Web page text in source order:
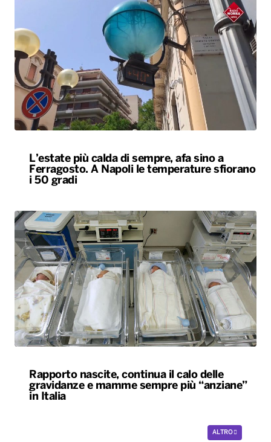
L’estate più calda di sempre, afa sino a
Ferragosto. A Napoli le temperature sfiorano
i 50 gradi
Rapporto nascite, continua il calo delle
gravidanze e mamme sempre più “anziane”
in Italia
ALTRO